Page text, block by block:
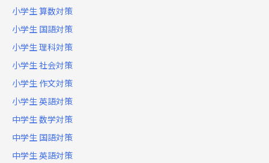
小学生 算数対策
小学生 国語対策
小学生 理科対策
小学生 社会対策
小学生 作文対策
小学生 英語対策
中学生 数学対策
中学生 国語対策
中学生 英語対策